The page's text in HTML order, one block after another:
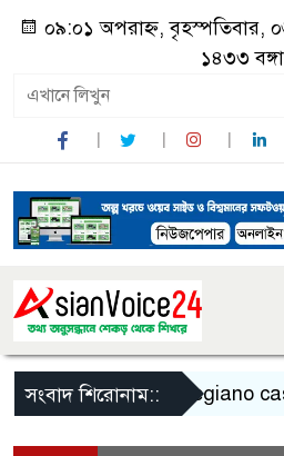
০৯:০১ অপরাহ্ন, বৃহস্পতিবার,
১৪৩৩
সংবাদ শিরোনাম::Legiano